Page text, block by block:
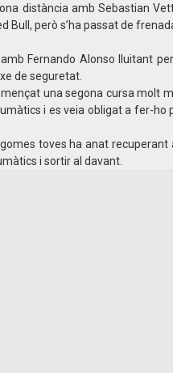
distància amb Sebastian
Bull, però s’ha passat de
Fernando Alonso lluitant
de seguretat.
una segona cursa molt
i es veia obligat a fer-ho
toves ha anat recuperant
i sortir al davant.